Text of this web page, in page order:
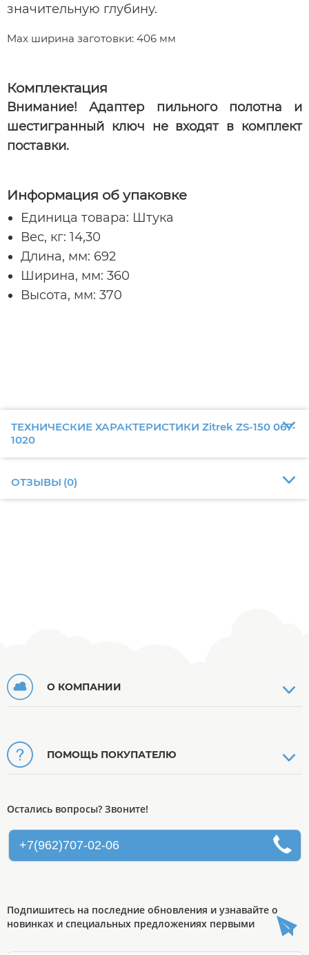
значительную глубину.
Max ширина заготовки: 406 мм
Комплектация
Внимание! Адаптер пильного полотна и
шестигранный ключ не входят в комплект
поставки.
Информация об упаковке
Единица товара: Штука
Вес, кг: 14,30
Длина, мм: 692
Ширина, мм: 360
Высота, мм: 370
ТЕХНИЧЕСКИЕ ХАРАКТЕРИСТИКИ Zitrek ZS-150 067-
1020
ОТЗЫВЫ (0)
О КОМПАНИИ
ПОМОЩЬ ПОКУПАТЕЛЮ
Остались вопросы? Звоните!
+7(962)707-02-06
Подпишитесь на последние обновления и узнавайте о
новинках и специальных предложениях первыми